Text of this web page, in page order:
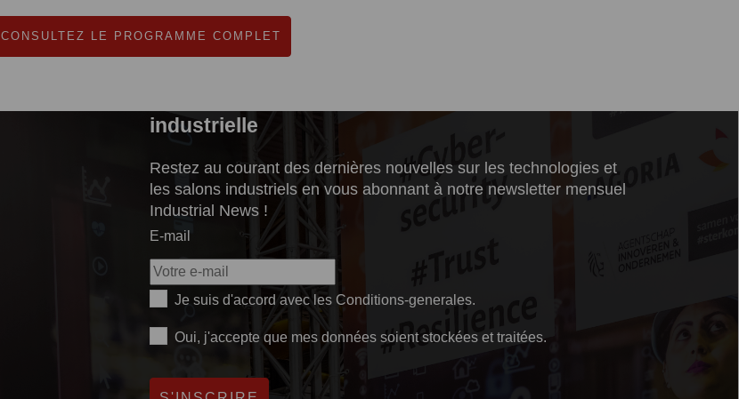
CONSULTEZ LE PROGRAMME COMPLET
industrielle
Restez au courant des dernières nouvelles sur les technologies et
les salons industriels en vous abonnant à notre newsletter mensuel
Industrial News !
E-mail
Je suis d'accord avec les Conditions-generales.
Oui, j'accepte que mes données soient stockées et traitées.